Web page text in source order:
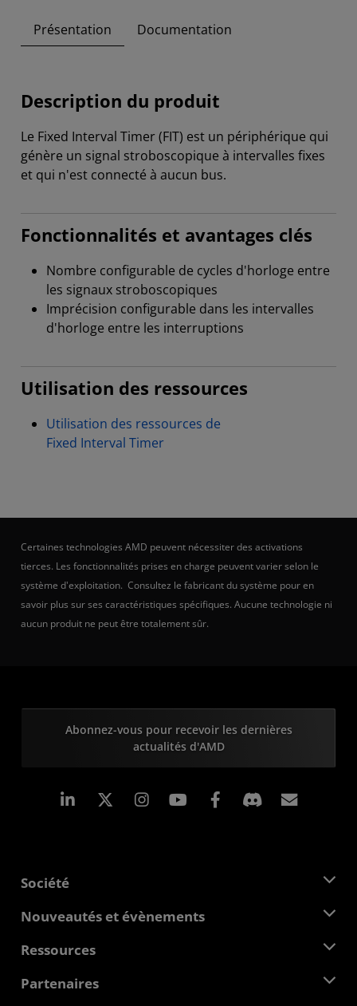
Présentation Documentation
Description du produit
Le Fixed Interval Timer (FIT) est un périphérique qui
génère un signal stroboscopique à intervalles fixes
et qui n'est connecté à aucun bus.
Fonctionnalités et avantages clés
Nombre configurable de cycles d'horloge entre
les signaux stroboscopiques
Imprécision configurable dans les intervalles
d'horloge entre les interruptions
Utilisation des ressources
Utilisation des ressources de
Fixed Interval Timer
Certaines technologies AMD peuvent nécessiter des activations
tierces. Les fonctionnalités prises en charge peuvent varier selon le
système d'exploitation. Consultez le fabricant du système pour en
savoir plus sur ses caractéristiques spécifiques. Aucune technologie ni
aucun produit ne peut être totalement sûr.
Abonnez-vous pour recevoir les dernières
actualités d'AMD
LinkedIn Instagram Facebook
Société
À propos d'AMD
Responsabilité d'entreprise
Carrières
Nous contacter
Nouveautés et évènements
Salle de presse
Médiathèque
Ressources
Centre pour les développeurs
Partenaires